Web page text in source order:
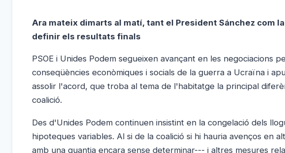
Ara mateix dimarts al matí, tant el President Sánchez com
definir els resultats finals
PSOE i Unides Podem segueixen avançant en les negociacions
conseqüències econòmiques i socials de la guerra a Ucraïna i
assolir l'acord, que troba al tema de l'habitatge la principal
coalició.
Des d'Unides Podem continuen insistint en la congelació dels
hipoteques variables. Al si de la coalició si hi hauria avenços en
amb una quantia encara sense determinar--- i altres mesures